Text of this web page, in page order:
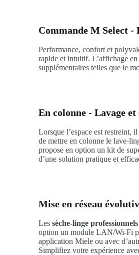
Commande M Select
Performance, confort et
rapide et intuitif. L’affichage
supplémentaires telles que le
En colonne - Lavage et
Lorsque l’espace est restreint,
de mettre en colonne le lave-
propose en option un kit de
d’une solution pratique et
Mise en réseau
Lessèche-linge
option un module LAN/Wi-Fi
application Miele ou avec
Simplifiez votre expérience